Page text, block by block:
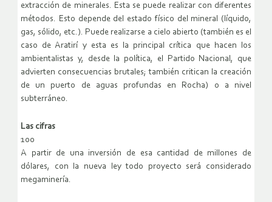
extracción de minerales. Esta se puede realizar con diferentes
métodos. Esto depende del estado físico del mineral (líquido,
gas, sólido, etc.). Puede realizarse a cielo abierto (también es el
caso de Aratirí y esta es la principal crítica que hacen los
ambientalistas y, desde la política, el Partido Nacional, que
advierten consecuencias brutales; también critican la creación
de un puerto de aguas profundas en Rocha) o a nivel
subterráneo.
Las cifras
100
A partir de una inversión de esa cantidad de millones de
dólares, con la nueva ley todo proyecto será considerado
megaminería.